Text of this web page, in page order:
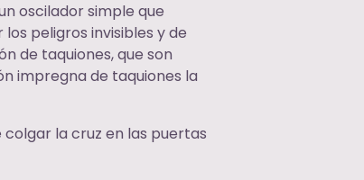
oscilador simple que
peligros invisibles y de
de taquiones, que son
impregna de taquiones la
la cruz en las puertas